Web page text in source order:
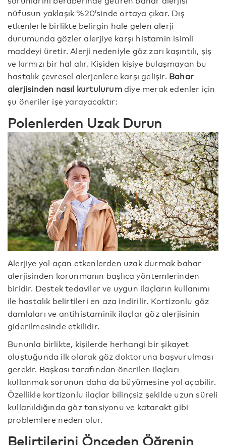
nüfusun yaklaşık %20’sinde ortaya çıkar. Dış
etkenlerle birlikte belirgin hale gelen alerji
durumunda gözler alerjiye karşı histamin isimli
maddeyi üretir. Alerji nedeniyle göz zarı kaşıntılı, şiş
ve kırmızı bir hal alır. Kişiden kişiye bulaşmayan bu
hastalık çevresel alerjenlere karşı gelişir. Bahar
alerjisinden nasıl kurtulurumdiye merak edenler için
şu öneriler işe yarayacaktır:
Polenlerden Uzak Durun
Alerjiye yol açan etkenlerden uzak durmak bahar
alerjisinden korunmanın başlıca yöntemlerinden
biridir. Destek tedaviler ve uygun ilaçların kullanımı
ile hastalık belirtileri en aza indirilir. Kortizonlu göz
damlaları ve antihistaminik ilaçlar göz alerjisinin
giderilmesinde etkilidir.
Bununla birlikte, kişilerde herhangi bir şikayet
oluştuğunda ilk olarak göz doktoruna başvurulması
gerekir. Başkası tarafından önerilen ilaçları
kullanmak sorunun daha da büyümesine yol açabilir.
Özellikle kortizonlu ilaçlar bilinçsiz şekilde uzun süreli
kullanıldığında göz tansiyonu ve katarakt gibi
problemlere neden olur.
Belirtilerini Önceden Öğrenin